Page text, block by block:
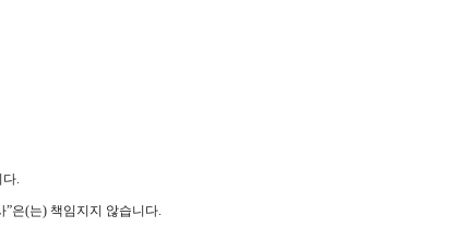
.
은(는) 책임지지 않습니다.